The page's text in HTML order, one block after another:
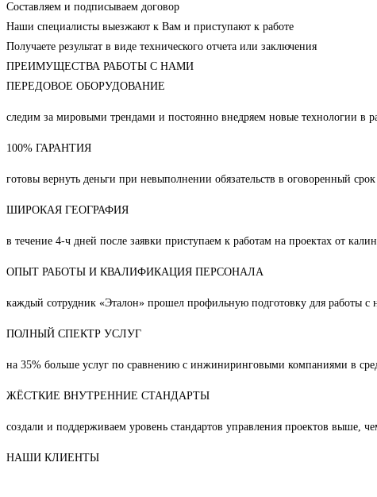
Составляем и подписываем договор
Наши специалисты выезжают к Вам и приступают к работе
Получаете результат в виде технического отчета или заключения
ПРЕИМУЩЕСТВА РАБОТЫ С НАМИ
ПЕРЕДОВОЕ ОБОРУДОВАНИЕ
следим за мировыми трендами и постоянно внедряем новые технологии в
100% ГАРАНТИЯ
готовы вернуть деньги при невыполнении обязательств в оговоренный срок
ШИРОКАЯ ГЕОГРАФИЯ
в течение 4-ч дней после заявки приступаем к работам на проектах от
ОПЫТ РАБОТЫ И КВАЛИФИКАЦИЯ ПЕРСОНАЛА
каждый сотрудник «Эталон» прошел профильную подготовку для работы
ПОЛНЫЙ СПЕКТР УСЛУГ
на 35% больше услуг по сравнению с инжиниринговыми компаниями в
ЖЁСТКИЕ ВНУТРЕННИЕ СТАНДАРТЫ
создали и поддерживаем уровень стандартов управления проектов выше,
НАШИ КЛИЕНТЫ